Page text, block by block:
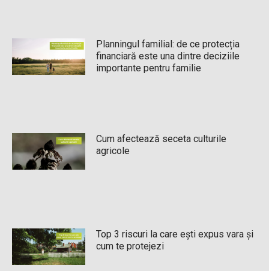
Planningul familial: de ce protecția
financiară este una dintre deciziile
importante pentru familie
Cum afectează seceta culturile
agricole
Top 3 riscuri la care ești expus vara și
cum te protejezi